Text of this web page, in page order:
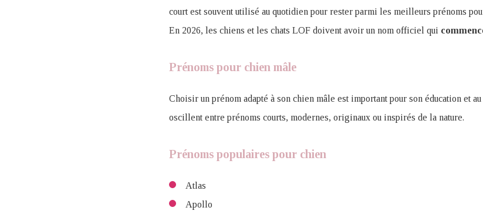
court est souvent utilisé au quotidien pour rester parmi les meilleurs prénoms
En 2026, les chiens et les chats LOF doivent avoir un nom officiel qui
Prénoms pour chien mâle
Choisir un prénom adapté à son chien mâle est important pour son éducation et
oscillent entre prénoms courts, modernes, originaux ou inspirés de la nature.
Prénoms populaires pour chien
Atlas
Apollo